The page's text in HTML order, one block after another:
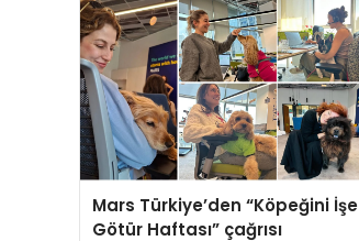
Mars Türkiye’den “Köpeğini İşe
Götür Haftası” çağrısı